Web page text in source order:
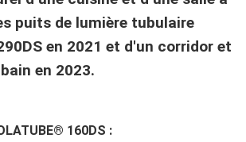
puits de lumière tubulaire
en 2021 et d'un corridor et
en 2023.
160DS :